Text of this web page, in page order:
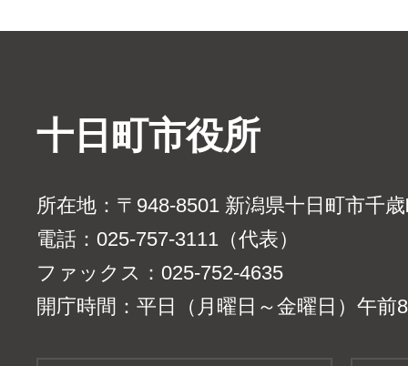
十日町市役所
所在地：〒948-8501 新潟県十日町市千
電話：025-757-3111（代表）
ファックス：025-752-4635
開庁時間：平日（月曜日～金曜日）午前